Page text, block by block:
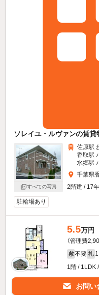
ソレイユ・ルヴァンの賃貸
すべての写真
佐原駅
香取駅
水郷駅
千葉県
2階建 / 17
駐輪場あり
5.5万円
（管理費
敷 不要 礼
1階 / 1LDK
お問い